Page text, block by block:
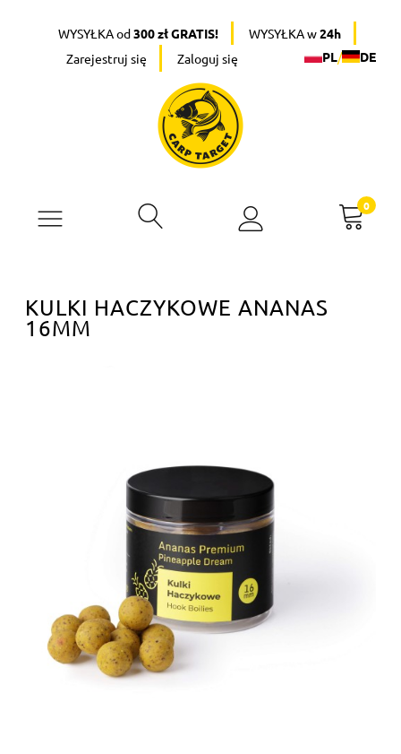
WYSYŁKA od300 zł GRATIS! WYSYŁKA w24h
Zarejestruj się
Zaloguj się PL/ DE
KULKI HACZYKOWE ANANAS
16MM